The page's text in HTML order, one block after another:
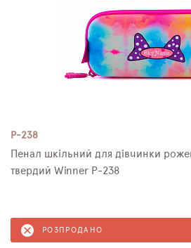
P-238
Пенал шкільний для дівчинки
твердий Winner P-238
РОЗПРОДАНО